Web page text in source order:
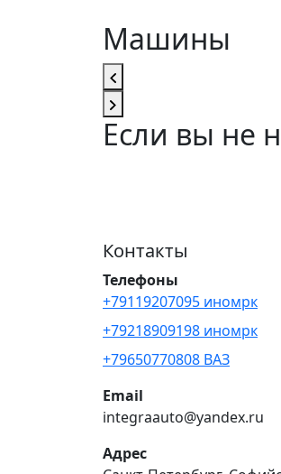
Машины
Если вы не
Контакты
Телефоны
+79119207095 иномрк
+79218909198 иномрк
+79650770808 ВАЗ
Email
integraauto@yandex.ru
Адрес